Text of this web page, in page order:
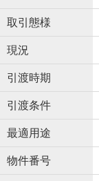
取引態様
現況
引渡時期
引渡条件
最適用途
物件番号